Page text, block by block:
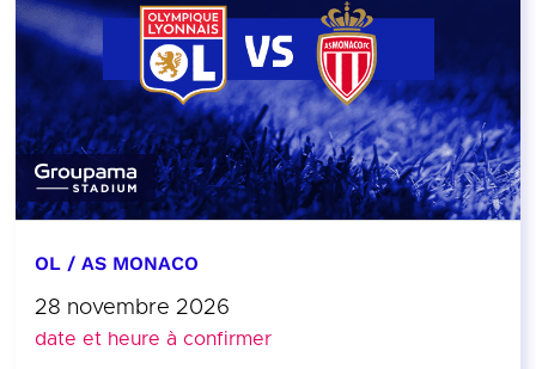
OL / AS MONACO
28 novembre 2026
date et heure à confirmer